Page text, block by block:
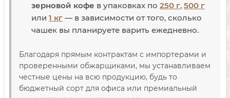
зерновой кофе в упаковках по 250 г, 500 г
или 1 кг — в зависимости от того, сколько
чашек вы планируете варить ежедневно.
Благодаря прямым контрактам с импортерами и
проверенными обжарщиками, мы устанавливаем
честные цены на всю продукцию, будь то
бюджетный сорт для офиса или премиальный